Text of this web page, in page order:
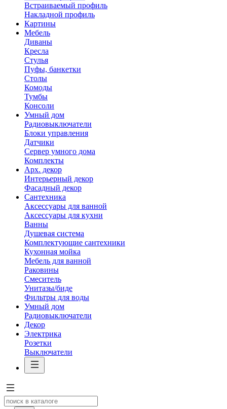
Встраиваемый профиль
Накладной профиль
Картины
Мебель
Диваны
Кресла
Стулья
Пуфы, банкетки
Столы
Комоды
Тумбы
Консоли
Умный дом
Радиовыключатели
Блоки управления
Датчики
Сервер умного дома
Комплекты
Арх. декор
Интерьерный декор
Фасадный декор
Сантехника
Аксессуары для ванной
Аксессуары для кухни
Ванны
Душевая система
Комплектующие сантехники
Кухонная мойка
Мебель для ванной
Раковины
Смеситель
Унитазы/биде
Фильтры для воды
Умный дом
Радиовыключатели
Декор
Электрика
Розетки
Выключатели